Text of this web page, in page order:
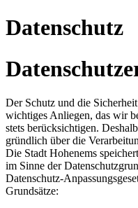
Datenschutz
Der Schutz und die
wichtiges Anliegen, das wir
stets berücksichtigen.
gründlich über die
Die Stadt Hohenems
im Sinne der
Datenschutz-
Grundsätze: